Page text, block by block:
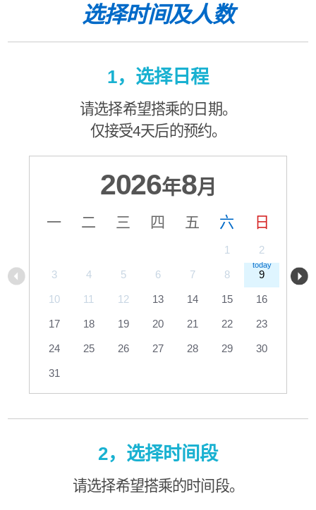
选择时间及人数
1，选择日程
请选择希望搭乘的日期。
仅接受4天后的预约。
2026年8月
一 二 三 四 五 六 日
1 2
3 4 5 6 7 8 9
10 11 12 13 14 15 16
17 18 19 20 21 22 23
24 25 26 27 28 29 30
31
2，选择时间段
请选择希望搭乘的时间段。